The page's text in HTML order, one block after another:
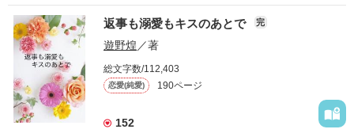
『責任をとる、結婚しよう』と真っ直ぐに告げてきた。
戸惑う美桜とは裏腹に、好きという気持ちを隠すことなく
甘やかしてくる。
そんなある日、哲平は美桜がストーカー被害に
遭っていることを知る。
美桜を守るため、哲平は同居を提案してきて――。
おかしな噂を流されて前の職場でうまくいかなかった梅田美
桜は、海外で傷心旅行をしていたところ、日本人美青年と出会
い、酒の勢いもあり一夜限りの関係となる。
帰国後、美桜は新しい職場でワンナイトした美青年と再会。
なんと彼の正体は、とある財閥御曹司にも関わらず、一族を離
れて起業した新進気鋭の実業家、社内でも冷徹だと評判な社長
――御影恭司その人だったのだ――！
なぜか恭司から飼い猫の世話係を命じられた美桜は、猫の世
返事も溺愛もキスのあとで 完
遊野煌／著
総文字数/112,403
恋愛(純愛) 190ページ
152